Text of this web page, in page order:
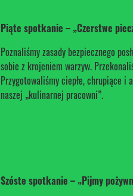
Piąte spotkanie – „Czerstwe
Poznaliśmy zasady bezpiecznego
sobie z krojeniem warzyw.
Przygotowaliśmy ciepłe, chrupiące i
naszej „kulinarnej pracowni”.
Szóste spotkanie – „Pijmy